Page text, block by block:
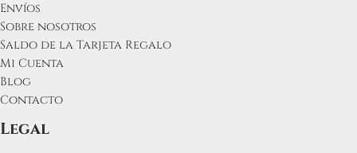
Envíos
Sobre nosotros
Saldo de la Tarjeta Regalo
Mi Cuenta
Blog
Contacto
Legal